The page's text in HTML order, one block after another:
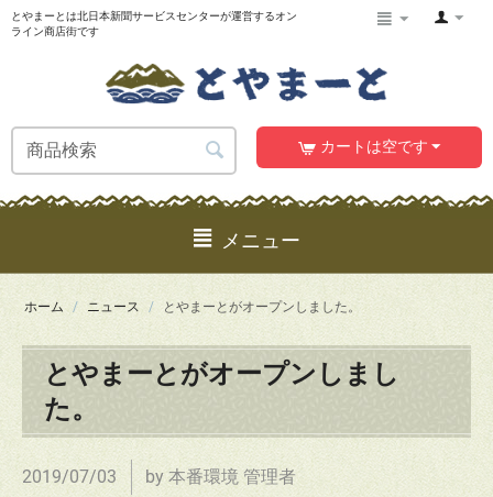
とやまーとは北日本新聞サービスセンターが運営するオン
ライン商店街です
カートは空です
メニュー
ホーム / ニュース / とやまーとがオープンしました。
とやまーとがオープンしまし
た。
2019/07/03
by 本番環境 管理者